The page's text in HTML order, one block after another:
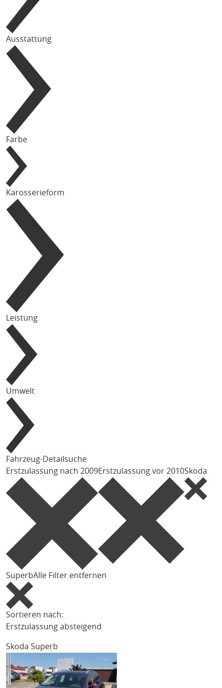
Ausstattung
Farbe
Karosserieform
Leistung
Umwelt
Fahrzeug-Detailsuche
Erstzulassung nach 2009Erstzulassung vor 2010Skoda
SuperbAlle Filter entfernen
Sortieren nach:
Erstzulassung absteigend
Skoda Superb